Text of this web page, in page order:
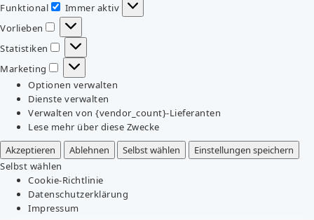
Funktional
Funktional
Immer aktiv
Vorlieben
Vorlieben
Statistiken
Statistiken
Marketing
Marketing
Optionen verwalten
Dienste verwalten
Verwalten von {vendor_count}-Lieferanten
Lese mehr über diese Zwecke
Akzeptieren
Ablehnen Selbst wählen
Einstellungen speichern
Selbst wählen
Cookie-Richtlinie
Datenschutzerklärung
Impressum